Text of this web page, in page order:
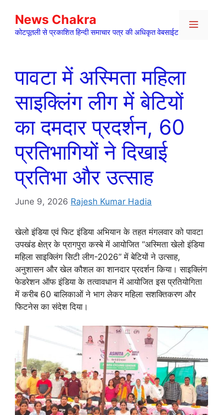
content
News Chakra
कोटपूतली से प्रकाशित हिन्दी समाचार पत्र की अधिकृत वेबसाईट
Menu
पावटा में अस्मिता महिला
साइक्लिंग लीग में बेटियों
का दमदार प्रदर्शन, 60
प्रतिभागियों ने दिखाई
प्रतिभा और उत्साह
June 9, 2026 Rajesh Kumar Hadia
खेलो इंडिया एवं फिट इंडिया अभियान के तहत मंगलवार को पावटा
उपखंड क्षेत्र के प्रागपुरा कस्बे में आयोजित “अस्मिता खेलो इंडिया
महिला साइक्लिंग सिटी लीग-2026” में बेटियों ने उत्साह,
अनुशासन और खेल कौशल का शानदार प्रदर्शन किया। साइक्लिंग
फेडरेशन ऑफ इंडिया के तत्वावधान में आयोजित इस प्रतियोगिता
में करीब 60 बालिकाओं ने भाग लेकर महिला सशक्तिकरण और
फिटनेस का संदेश दिया।